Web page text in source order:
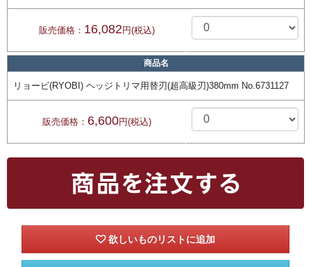
販売価格： 16,082 円(税込)
商品名
リョービ(RYOBI) ヘッジトリマ用替刃(超高級刃)380mm No.6731127
販売価格： 6,600円(税込)